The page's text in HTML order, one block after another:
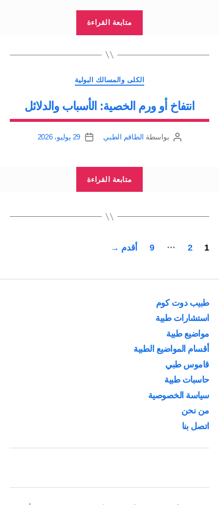
متابعة القراءة
التصنيفات
الكلى والمسالك البولية
انتفاخ أو ورم الخصية: الأسباب والدلائل
كاتببواسطة الطاقم الطبي
تاريخ
29 يوليو، 2026
متابعة القراءة
الخصية:
تعدد
المقالات
1
2
…
9 أقدم →
طبيب دوت كوم
استشارات طبية
مواضيع طبية
أقسام المواضيع الطبية
قاموس طبي
حاسبات طبية
سياسة الخصوصية
من نحن
اتصل بنا